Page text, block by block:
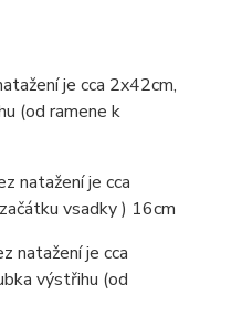
je cca 2x42cm,
(od ramene k
natažení je cca
vsadky ) 16cm
natažení je cca
výstřihu (od